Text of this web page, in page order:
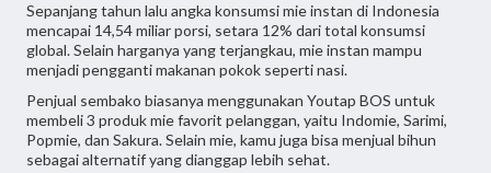
Sepanjang tahun lalu angka konsumsi mie instan di Indonesia
mencapai 14,54 miliar porsi, setara 12% dari total konsumsi
global. Selain harganya yang terjangkau, mie instan mampu
menjadi pengganti makanan pokok seperti nasi.
Penjual sembako biasanya menggunakan Youtap BOS untuk
membeli 3 produk mie favorit pelanggan, yaitu Indomie, Sarimi,
Popmie, dan Sakura. Selain mie, kamu juga bisa menjual bihun
sebagai alternatif yang dianggap lebih sehat.